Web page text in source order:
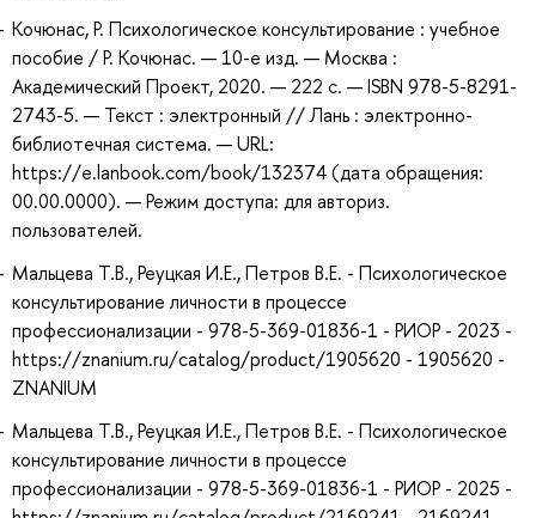
Кочюнас, Р. Психологическое консультирование : учебное
пособие / Р. Кочюнас. — 10-е изд. — Москва :
Академический Проект, 2020. — 222 с. — ISBN 978-5-8291-
2743-5. — Текст : электронный // Лань : электронно-
библиотечная система. — URL:
https://e.lanbook.com/book/132374 (дата обращения:
00.00.0000). — Режим доступа: для авториз.
пользователей.
Мальцева Т.В., Реуцкая И.Е., Петров В.Е. - Психологическое
консультирование личности в процессе
профессионализации - 978-5-369-01836-1 - РИОР - 2023 -
https://znanium.ru/catalog/product/1905620 - 1905620 -
ZNANIUM
Мальцева Т.В., Реуцкая И.Е., Петров В.Е. - Психологическое
консультирование личности в процессе
профессионализации - 978-5-369-01836-1 - РИОР - 2025 -